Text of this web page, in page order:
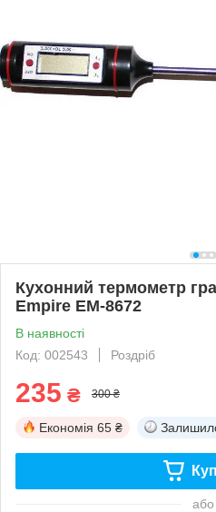
Кухонний термометр
Empire EM-8672
В наявності
Код: 002543
Роздріб
235 ₴ 300 ₴
Економія 65 ₴
або